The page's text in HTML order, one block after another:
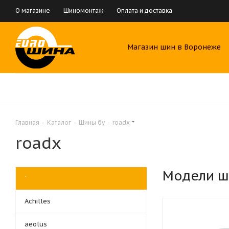
О магазине Шиномонтаж Оплата и доставка
Магазин шин в Воронеже
Главная - Каталог - Шины бу - roadx
roadx
Модели
`
Achilles
aeolus